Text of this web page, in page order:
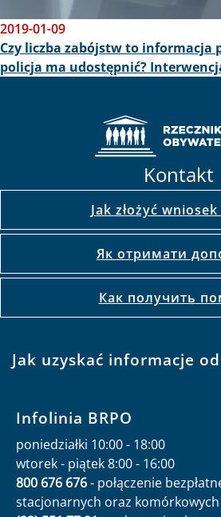
2019-01-09
Czy liczba zabójstw to informacja
policja ma udostępnić?
Kontakt
Jak złożyć
Як отримати
Как получить
Jak uzyskać informacje od
Infolinia BRPO
poniedziałki 10:00 - 18:00
wtorek - piątek 8:00 - 16:00
800 676 676- połączenie
stacjonarnych oraz komórkowych